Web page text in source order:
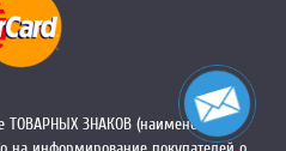
ЗНАКОВ (наименований